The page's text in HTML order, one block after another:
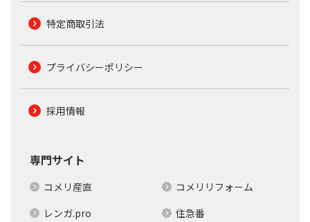
特定商取引法
プライバシーポリシー
採用情報
専門サイト
コメリ産直
コメリリフォーム
レンガ.pro
住急番